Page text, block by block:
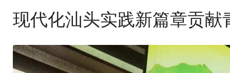
现代化汕头实践新篇章贡献